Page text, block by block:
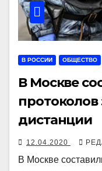
В РОССИИ ОБЩЕСТВО
В Москве
дистанции
12.04.2020
В Москве